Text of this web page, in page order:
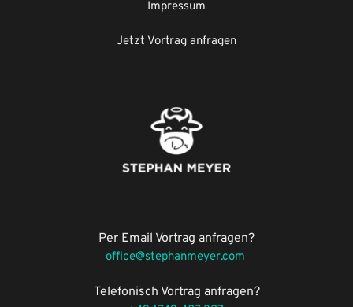
Impressum
Jetzt Vortrag anfragen
Per Email Vortrag anfragen?
office@stephanmeyer.com
Telefonisch Vortrag anfragen?